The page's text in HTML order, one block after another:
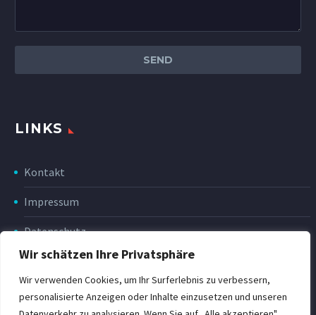
Wir schätzen Ihre Privatsphäre
Wir verwenden Cookies, um Ihr Surferlebnis zu verbessern,
personalisierte Anzeigen oder Inhalte einzusetzen und unseren
LINKS
Kontakt
Impressum
Datenschutz
Disclaimer
Rückgabe & Erstattung